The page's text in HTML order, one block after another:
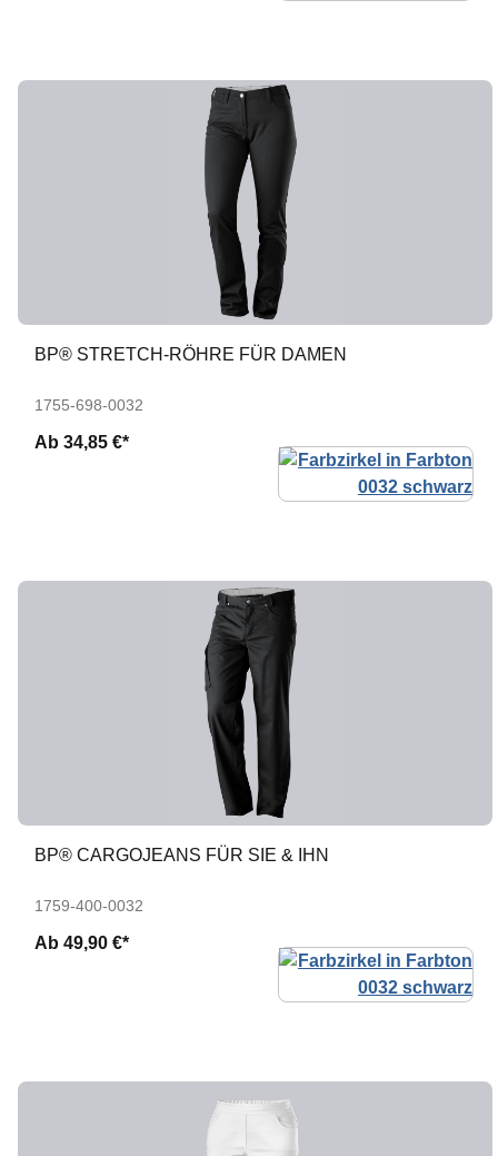
BP® STRETCH-RÖHRE FÜR DAMEN
1755-698-0032
Ab 34,85 €*
BP® CARGOJEANS FÜR SIE & IHN
1759-400-0032
Ab 49,90 €*